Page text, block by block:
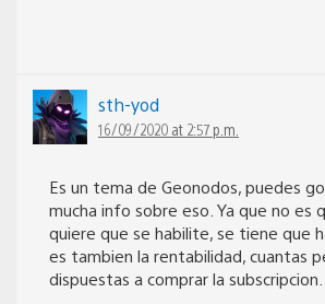
sth-yod
16/09/2020 at 2:57 p.m.
Es un tema de Geonodos, puedes
mucha info sobre eso. Ya que no es
quiere que se habilite, se tiene que
es tambien la rentabilidad, cuantas
dispuestas a comprar la subscripcion.